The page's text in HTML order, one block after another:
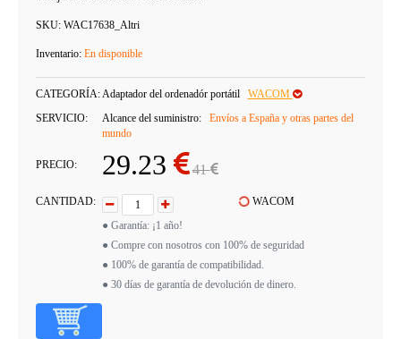
SKU: WAC17638_Altri
Inventario: En disponible
CATEGORÍA:Adaptador del ordenadór portátil
WACOM
SERVICIO:
Alcance del suministro:
Envíos a España y otras partes del
mundo
PRECIO: 29.23 41
CANTIDAD:
WACOM
● Garantía: ¡1 año!
● Compre con nosotros con 100% de seguridad
● 100% de garantía de compatibilidad.
● 30 días de garantía de devolución de dinero.